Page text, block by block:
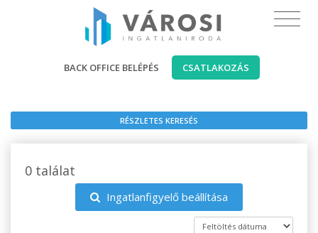
BACK OFFICE BELÉPÉS CSATLAKOZÁS
RÉSZLETES KERESÉS
0 találat
Ingatlanfigyelő beállítása